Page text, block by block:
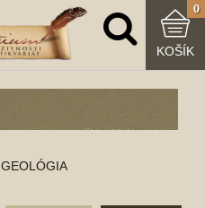
0
KOŠÍK
GEOLÓGIA